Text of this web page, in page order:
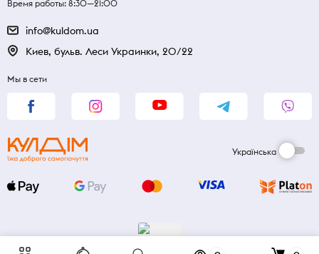
Время работы: 8:30—21:00
info@kuldom.ua
Киев, бульв. Леси Украинки, 20/22
Мы в сети
Українська